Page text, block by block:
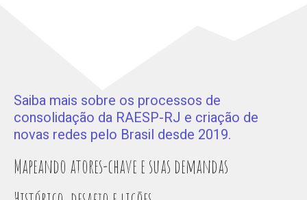
Saiba mais sobre os processos de
consolidação da RAESP-RJ e criação de
novas redes pelo Brasil desde 2019.
Mapeando atores-chave e suas demandas